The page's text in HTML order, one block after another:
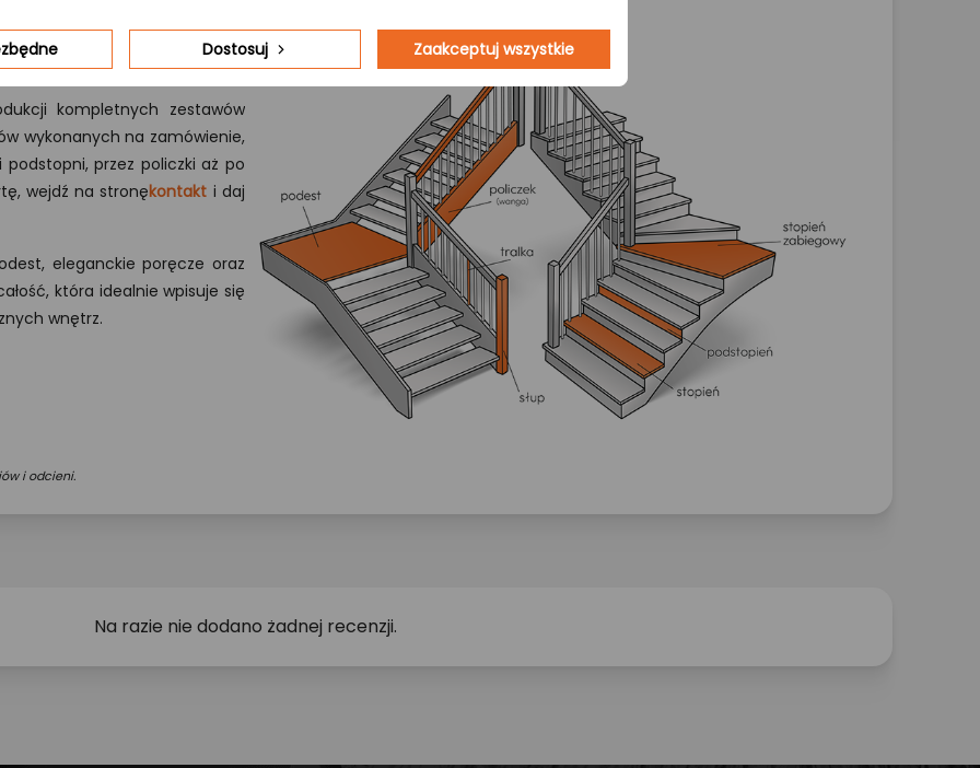
kompletnych zestawów
wykonanych na zamówienie,
przez policzki aż po
wejdź na stronękontakt i daj
eleganckie poręcze oraz
która idealnie wpisuje się
wnętrz.
i odcieni.
Na razie nie dodano żadnej recenzji.
Dostosuj Zaakceptuj wszystkie